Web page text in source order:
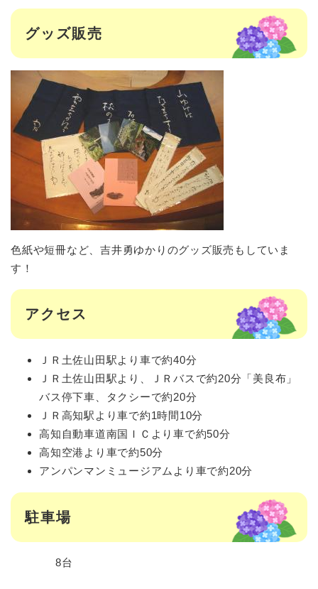
グッズ販売
色紙や短冊など、吉井勇ゆかりのグッズ販売もしていま
す！
アクセス
ＪＲ土佐山田駅より車で約40分
ＪＲ土佐山田駅より、ＪＲバスで約20分「美良布」
バス停下車、タクシーで約20分
ＪＲ高知駅より車で約1時間10分
高知自動車道南国ＩＣより車で約50分
高知空港より車で約50分
アンパンマンミュージアムより車で約20分
駐車場
8台